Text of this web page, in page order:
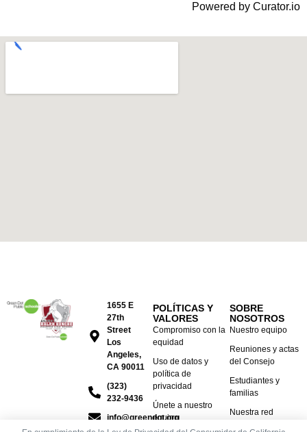
Powered by Curator.io
1655 E
27th
Street
Los
Angeles,
CA 90011
(323)
232-9436
info@greendot.org
POLÍTICAS Y
VALORES
Compromiso con la
equidad
Uso de datos y
política de
privacidad
Únete a nuestro
equipo
SOBRE
NOSOTROS
Nuestro equipo
Reuniones y actas
del Consejo
Estudiantes y
familias
Nuestra red